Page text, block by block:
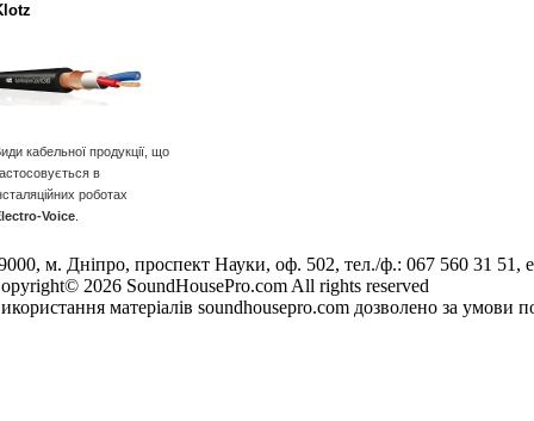
кабельної продукції, що
в
роботах
Voice
м. Дніпро, проспект Науки, оф. 502, тел./ф.: 067 560 31 51,
2026 SoundHousePro.com All rights reserved
матеріалів soundhousepro.com дозволено за умови